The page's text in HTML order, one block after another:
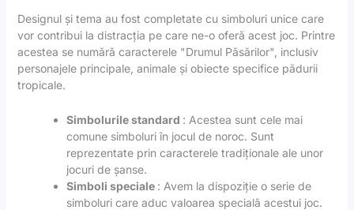
Designul și tema au fost completate cu simboluri unice care
vor contribui la distracția pe care ne-o oferă acest joc. Printre
acestea se numără caracterele "Drumul Păsărilor", inclusiv
personajele principale, animale și obiecte specifice pădurii
tropicale.
Simbolurile standard : Acestea sunt cele mai
comune simboluri în jocul de noroc. Sunt
reprezentate prin caracterele tradiționale ale unor
jocuri de șanse.
Simboli speciale : Avem la dispoziție o serie de
simboluri care aduc valoarea specială acestui joc.